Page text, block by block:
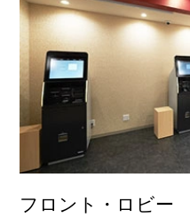
フロント・ロビー